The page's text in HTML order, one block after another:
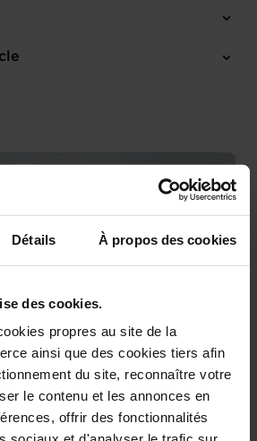
Détails À propos des cookies
des cookies.
propres au site de la
ainsi que des cookies tiers afin
du site, reconnaître votre
le contenu et les annonces en
offrir des fonctionnalités
étatiques pour vos projets